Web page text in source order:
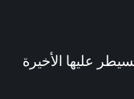
عليها الأخيرة